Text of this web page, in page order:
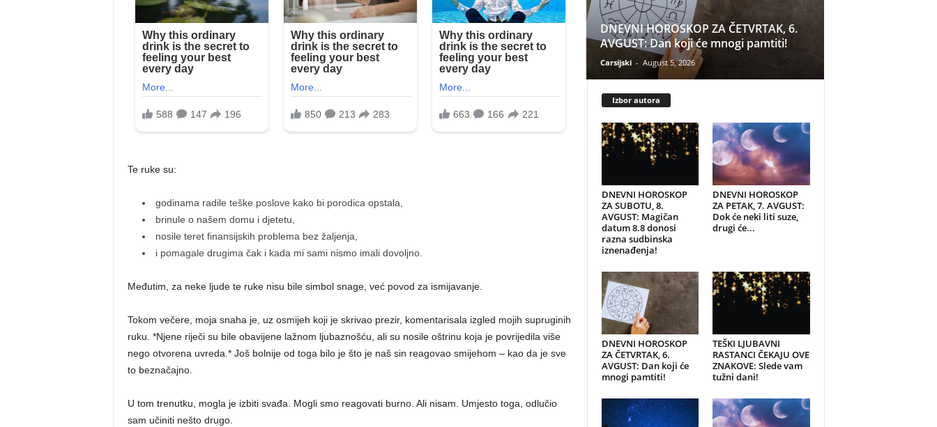
Te ruke su:
godinama radile teške poslove kako bi porodica opstala,
brinule o našem domu i djetetu,
nosile teret finansijskih problema bez žaljenja,
i pomagale drugima čak i kada mi sami nismo imali dovoljno.
Međutim, za neke ljude te ruke nisu bile simbol snage, već povod za ismijavanje.
Tokom večere, moja snaha je, uz osmijeh koji je skrivao prezir, komentarisala izgled mojih supruginih
ruku. *Njene riječi su bile obavijene lažnom ljubaznošću, ali su nosile oštrinu koja je povrijedila više
nego otvorena uvreda.* Još bolnije od toga bilo je što je naš sin reagovao smijehom – kao da je sve
to beznačajno.
U tom trenutku, mogla je izbiti svađa. Mogli smo reagovati burno. Ali nisam. Umjesto toga, odlučio
sam učiniti nešto drugo.
DNEVNI HOROSKOP ZA ČETVRTAK, 6.
AVGUST: Dan koji će mnogi pamtiti!
Carsijski - August 5, 2026
Izbor autora
DNEVNI HOROSKOP
ZA SUBOTU, 8.
AVGUST: Magičan
datum 8.8 donosi
razna sudbinska
iznenađenja!
DNEVNI HOROSKOP
ZA PETAK, 7. AVGUST:
Dok će neki liti suze,
drugi će...
DNEVNI HOROSKOP
ZA ČETVRTAK, 6.
AVGUST: Dan koji će
mnogi pamtiti!
TEŠKI LJUBAVNI
RASTANCI ČEKAJU OVE
ZNAKOVE: Slede vam
tužni dani!